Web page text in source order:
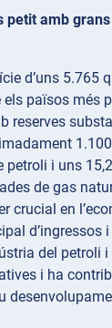
petit amb
d’uns 5.765
països més
reserves
petroli i uns
de gas
crucial en
d’ingressos
del petroli
i ha